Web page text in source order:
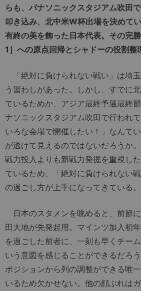
らも、パナソニックスタジアム吹田
叩き込み、北中米W杯出場を決めて
有終の美を飾った日本代表。その完
1］への原点回帰とシャドーの役割整
「絶対に負けられない戦い」は埼
う習わしがあった。しかし、すでに
ているためか、アジア最終予選最終
ナソニックスタジアム吹田で行われ
いろな会場で開催したい！」なんて
が透けて見えるのではないだろうか
戦力投入よりも新戦力発掘を重視し
ているため、「絶対に負けられない
の過ごし方が上手になってきている。
日本のスタメンを眺めると、前節
田大地が先発起用。マインツ加入初
を過ごした前者に、一刻も早くチー
いう意図を感じることができるだろ
ポジションから列の調整ができる唯
いるため欠かせない。他の顔ぶれは